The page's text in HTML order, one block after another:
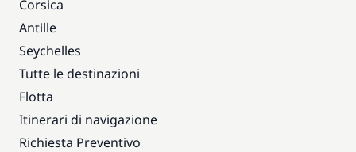
Corsica
Antille
Seychelles
Tutte le destinazioni
Flotta
Itinerari di navigazione
Richiesta Preventivo